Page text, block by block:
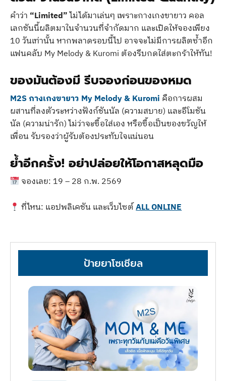
คำว่า “Limited”ไม่ได้มาเล่นๆ เพราะกางเกงขายาว คอล
เลกชันนี้ผลิตมาในจำนวนที่จำกัดมาก และเปิดให้จองเพียง
10 วันเท่านั้น หากพลาดรอบนี้ไป อาจจะไม่มีการผลิตซ้ำอีก
แฟนคลับ My Melody & Kuromi ต้องรีบกดใส่ตะกร้าให้ทัน!
ของมันต้องมี รีบจองก่อนของหมด
M2S กางเกงขายาว My Melody & Kuromi คือการผสม
ผสานที่ลงตัวระหว่างฟังก์ชันนัล (ความสบาย) และอีโมชัน
นัล (ความน่ารัก) ไม่ว่าจะซื้อใส่เอง หรือซื้อเป็นของขวัญให้
เพื่อน รับรองว่าผู้รับต้องประทับใจแน่นอน
ย้ำอีกครั้ง! อย่าปล่อยให้โอกาสหลุดมือ
จองเลย: 19 – 28 ก.พ. 2569
ที่ไหน: แอปพลิเคชัน และเว็บไซต์ALL ONLINE
ป้ายยาโซเชียล